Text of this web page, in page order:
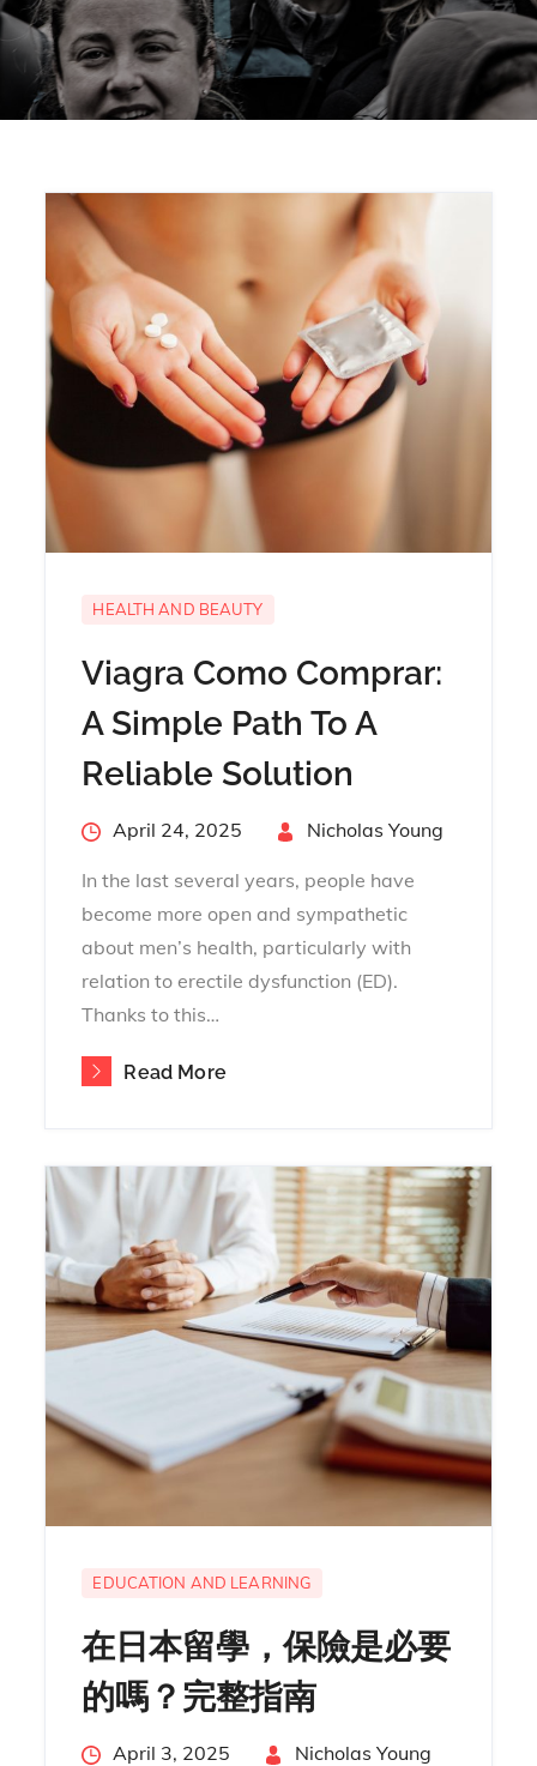
HEALTH AND BEAUTY
Viagra Como Comprar:
A Simple Path To A
Reliable Solution
PostedApril 24, 2025 Nicholas Young
In the last several years, people have
become more open and sympathetic
about men’s health, particularly with
relation to erectile dysfunction (ED).
Thanks to this…
Read More
EDUCATION AND LEARNING
在日本留學，保險是必要
的嗎？完整指南
PostedApril 3, 2025 Nicholas Young